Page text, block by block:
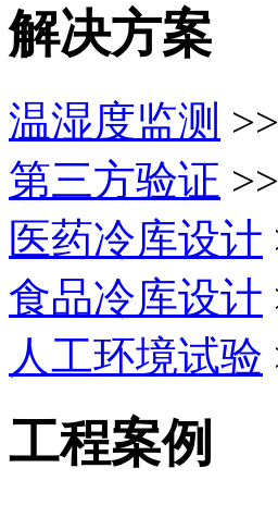
解决方案
温湿度监测
第三方验证
医药冷库设计
食品冷库设计
人工环境试验
工程案例